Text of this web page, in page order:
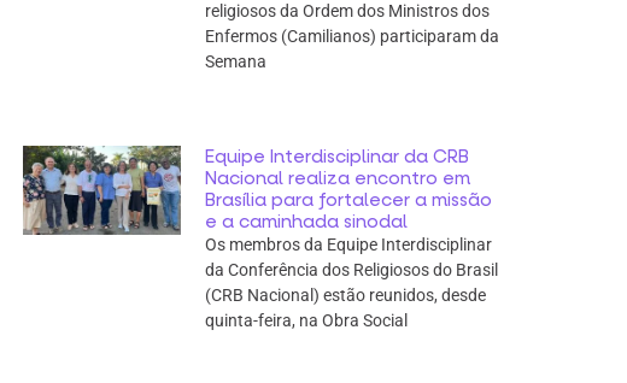
religiosos da Ordem dos Ministros dos
Enfermos (Camilianos) participaram da
Semana
Equipe Interdisciplinar da CRB
Nacional realiza encontro em
Brasília para fortalecer a missão
e a caminhada sinodal
Os membros da Equipe Interdisciplinar
da Conferência dos Religiosos do Brasil
(CRB Nacional) estão reunidos, desde
quinta-feira, na Obra Social